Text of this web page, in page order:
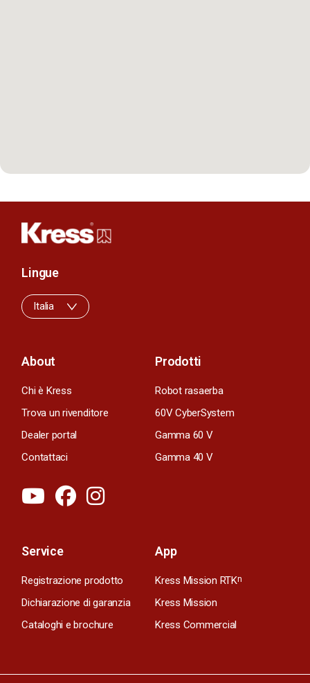
About
Chi è Kress
Trova un rivenditore
Dealer portal
Contattaci
Prodotti
Robot rasaerba
60V CyberSystem
Gamma 60 V
Gamma 40 V
Service
Registrazione prodotto
Dichiarazione di garanzia
Cataloghi e brochure
App
Kress Mission RTKn
Kress Mission
Kress Commercial
Lingue
Italia